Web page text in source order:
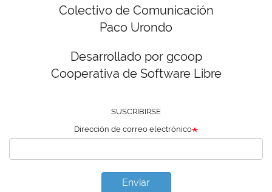
Colectivo de Comunicación
Paco Urondo
Desarrollado por gcoop
Cooperativa de Software Libre
SUSCRIBIRSE
Dirección de correo electrónico
Enviar